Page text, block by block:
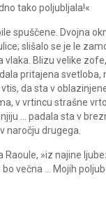
tako poljubljala!«
spuščene. Dvojna
slišalo se je le
vlaka. Blizu velike
pritajena svetloba,
da sta v
v vrtincu strašne
… padala sta v
naročju drugega.
Raoule, »iz najine
bo večna … Mojih